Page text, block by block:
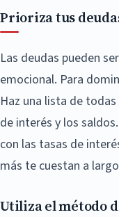
Prioriza tus
Las deudas pueden
emocional. Para
Haz una lista de
de interés y los
con las tasas de
más te cuestan a
Utiliza el método